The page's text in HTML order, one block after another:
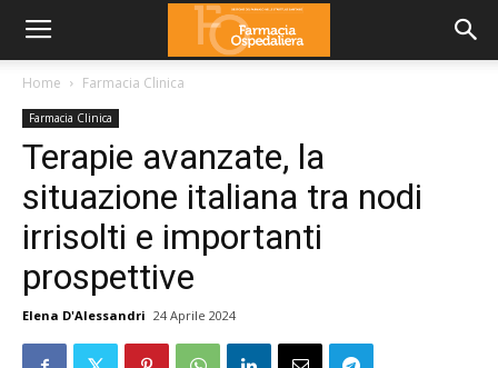
Home Farmacia Clinica
Farmacia Clinica
Terapie avanzate, la
situazione italiana tra nodi
irrisolti e importanti
prospettive
Elena D'Alessandri 24 Aprile 2024